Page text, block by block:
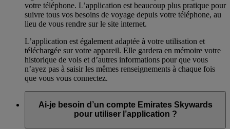
votre téléphone. L’application est beaucoup plus pratique pour
suivre tous vos besoins de voyage depuis votre téléphone, au
lieu de vous rendre sur le site internet.
L’application est également adaptée à votre utilisation et
téléchargée sur votre appareil. Elle gardera en mémoire votre
historique de vols et d’autres informations pour que vous
n’ayez pas à saisir les mêmes renseignements à chaque fois
que vous vous connectez.
Ai-je besoin d’un compte Emirates Skywards
pour utiliser l’application ?